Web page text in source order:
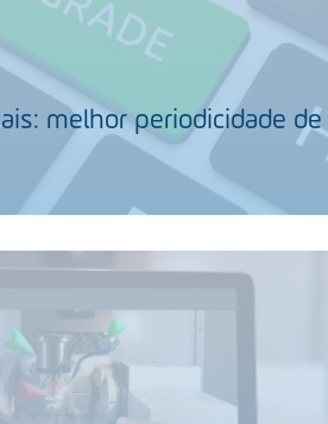
melhor periodicidade de